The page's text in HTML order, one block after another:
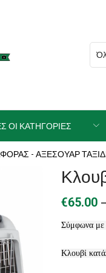
ΟΙ ΚΑΤΗΓΟΡΙΕΣ
- ΑΞΕΣΟΥΑΡ
€65.00 –
Σύμφωνα με
Κλουβί